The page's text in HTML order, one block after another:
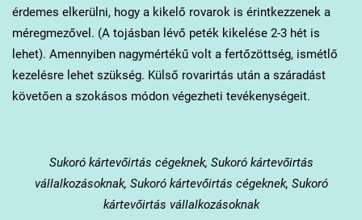
érdemes elkerülni, hogy a kikelő rovarok is érintkezzenek a
méregmezővel. (A tojásban lévő peték kikelése 2-3 hét is
lehet). Amennyiben nagymértékű volt a fertőzöttség, ismétlő
kezelésre lehet szükség. Külső rovarirtás után a száradást
követően a szokásos módon végezheti tevékenységeit.
Sukorókártevőirtás cégeknek, Sukoró kártevőirtás
vállalkozásoknak, Sukoró kártevőirtás cégeknek, Sukoró
kártevőirtás vállalkozásoknak